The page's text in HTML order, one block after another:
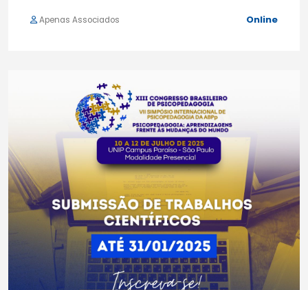
Online
Apenas Associados